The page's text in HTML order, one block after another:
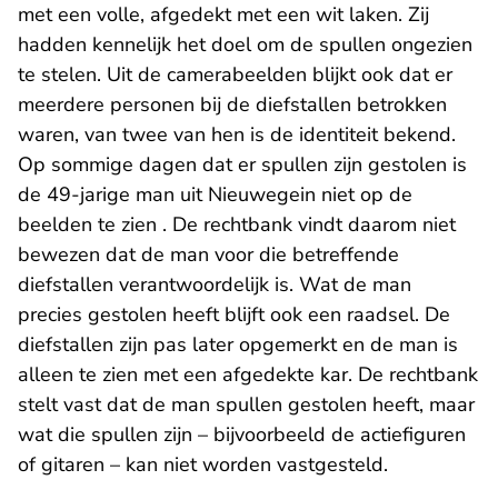
met een volle, afgedekt met een wit laken. Zij
hadden kennelijk het doel om de spullen ongezien
te stelen. Uit de camerabeelden blijkt ook dat er
meerdere personen bij de diefstallen betrokken
waren, van twee van hen is de identiteit bekend.
Op sommige dagen dat er spullen zijn gestolen is
de 49-jarige man uit Nieuwegein niet op de
beelden te zien . De rechtbank vindt daarom niet
bewezen dat de man voor die betreffende
diefstallen verantwoordelijk is. Wat de man
precies gestolen heeft blijft ook een raadsel. De
diefstallen zijn pas later opgemerkt en de man is
alleen te zien met een afgedekte kar. De rechtbank
stelt vast dat de man spullen gestolen heeft, maar
wat die spullen zijn – bijvoorbeeld de actiefiguren
of gitaren – kan niet worden vastgesteld.